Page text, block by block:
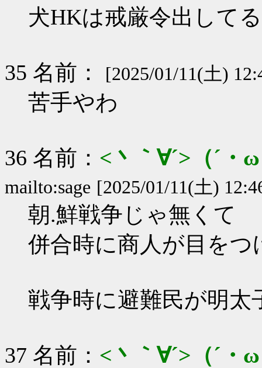
犬HKは戒厳令出して
35 名前： [2025/01/11(土)
苦手やわ
36 名前： <丶｀∀´>（´
mailto:sage [2025/01/11(土)
朝.鮮戦争じゃ無くて
併合時に商人が目をつ
戦争時に避難民が明太
37 名前： <丶｀∀´>（´